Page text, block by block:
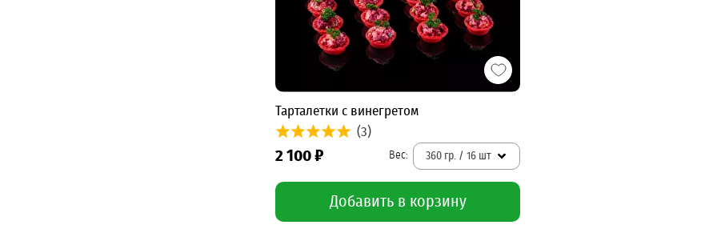
Тарталетки с винегретом
(3)
2 100 ₽ 360 гр. / 16 шт
Добавить в корзину